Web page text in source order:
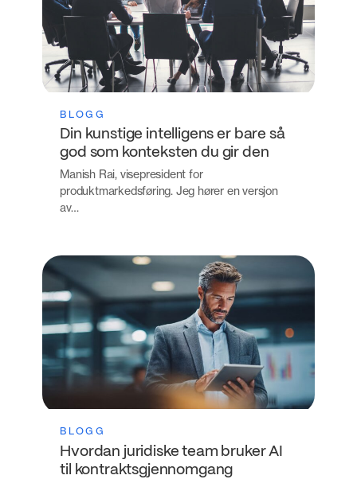
BLOGG
Din kunstige intelligens er bare så
god som konteksten du gir den
Manish Rai, visepresident for
produktmarkedsføring. Jeg hører en versjon
av…
BLOGG
Hvordan juridiske team bruker AI
til kontraktsgjennomgang